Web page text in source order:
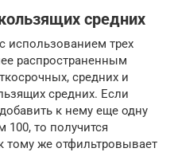
средних
использованием трех
распространенным
средних и
средних. Если
к нему еще одну
то получится
тому же отфильтровывает